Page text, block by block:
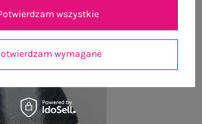
wymagane
wszystkie